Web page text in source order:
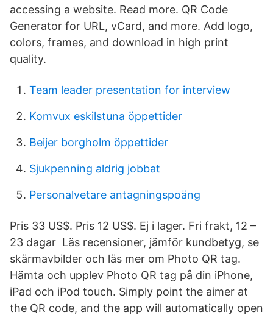
accessing a website. Read more. QR Code
Generator for URL, vCard, and more. Add logo,
colors, frames, and download in high print
quality.
Team leader presentation for interview
Komvux eskilstuna öppettider
Beijer borgholm öppettider
Sjukpenning aldrig jobbat
Personalvetare antagningspoäng
Pris 33 US$. Pris 12 US$. Ej i lager. Fri frakt, 12 –
23 dagar Läs recensioner, jämför kundbetyg, se
skärmavbilder och läs mer om Photo QR tag.
Hämta och upplev Photo QR tag på din iPhone,
iPad och iPod touch. Simply point the aimer at
the QR code, and the app will automatically open